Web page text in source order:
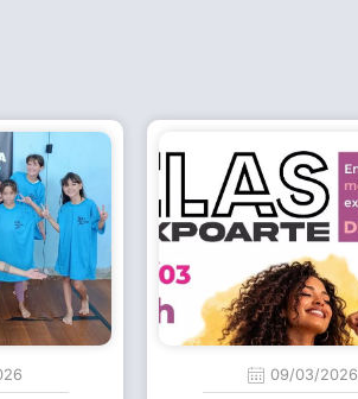
09/03/2026